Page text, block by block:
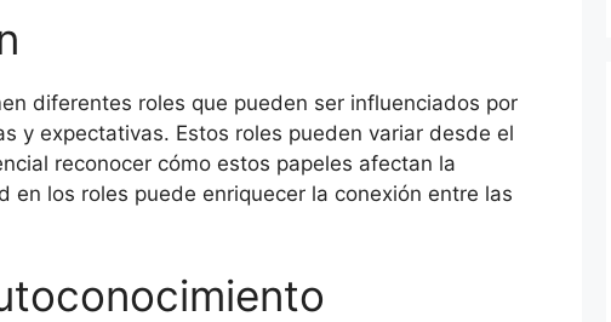
diferentes roles que pueden ser influenciados por
y expectativas. Estos roles pueden variar desde el
reconocer cómo estos papeles afectan la
en los roles puede enriquecer la conexión entre las